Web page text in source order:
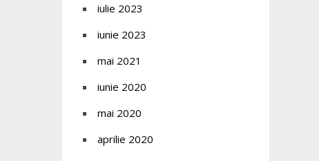
iulie 2023
iunie 2023
mai 2021
iunie 2020
mai 2020
aprilie 2020